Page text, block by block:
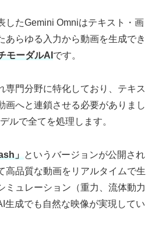
したGemini Omniはテキスト・画
あらゆる入力から動画を生成でき
モーダルAI です。
専門分野に特化しており、テキス
画へと連鎖させる必要がありまし
ルで全てを処理します。
」 というバージョンが公開され
高品質な動画をリアルタイムで生
ミュレーション（重力、流体動力
生成でも自然な映像が実現してい